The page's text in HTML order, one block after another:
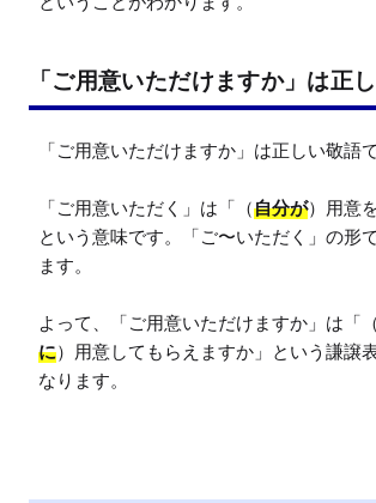
「ご用意いただけますか」は正
「ご用意いただけますか」は正しい敬語で
「ご用意いただく」は「（自分が）用意
という意味です。「ご〜いただく」の形
ます。
よって、「ご用意いただけますか」は「（
に）用意してもらえますか」という謙譲
なります。